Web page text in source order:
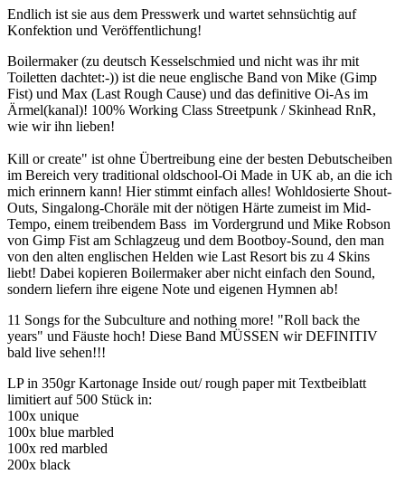
Endlich ist sie aus dem Presswerk und wartet sehnsüchtig auf
Konfektion und Veröffentlichung!
Boilermaker (zu deutsch Kesselschmied und nicht was ihr mit
Toiletten dachtet:-)) ist die neue englische Band von Mike (Gimp
Fist) und Max (Last Rough Cause) und das definitive Oi-As im
Ärmel(kanal)! 100% Working Class Streetpunk / Skinhead RnR,
wie wir ihn lieben!
Kill or create" ist ohne Übertreibung eine der besten Debutscheiben
im Bereich very traditional oldschool-Oi Made in UK ab, an die ich
mich erinnern kann! Hier stimmt einfach alles! Wohldosierte Shout-
Outs, Singalong-Choräle mit der nötigen Härte zumeist im Mid-
Tempo, einem treibendem Bass im Vordergrund und Mike Robson
von Gimp Fist am Schlagzeug und dem Bootboy-Sound, den man
von den alten englischen Helden wie Last Resort bis zu 4 Skins
liebt! Dabei kopieren Boilermaker aber nicht einfach den Sound,
sondern liefern ihre eigene Note und eigenen Hymnen ab!
11 Songs for the Subculture and nothing more! "Roll back the
years" und Fäuste hoch! Diese Band MÜSSEN wir DEFINITIV
bald live sehen!!!
LP in 350gr Kartonage Inside out/ rough paper mit Textbeiblatt
limitiert auf 500 Stück in:
100x unique
100x blue marbled
100x red marbled
200x black